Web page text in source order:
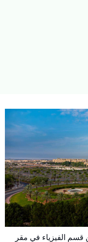
الفيزياء في مقر